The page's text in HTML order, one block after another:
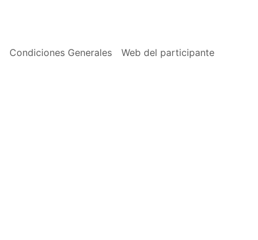
Condiciones Generales Web del participante